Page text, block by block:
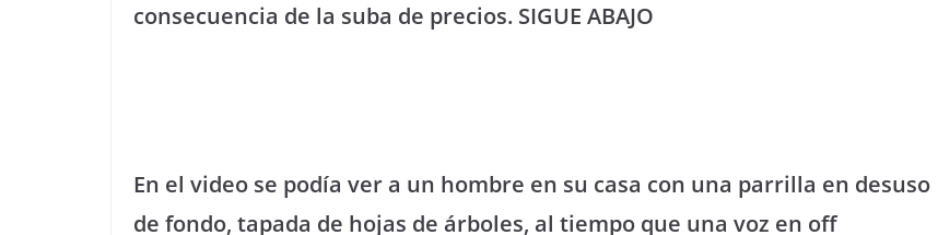
consecuencia de la suba de precios. SIGUE ABAJO
En el video se podía ver a un hombre en su casa con una parrilla en desuso
de fondo, tapada de hojas de árboles, al tiempo que una voz en off